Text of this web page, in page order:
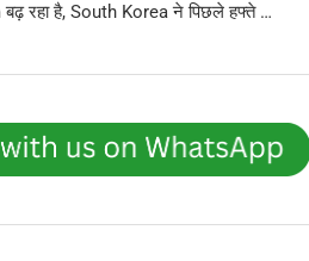
रहा है, South Korea ने पिछले हफ्ते …